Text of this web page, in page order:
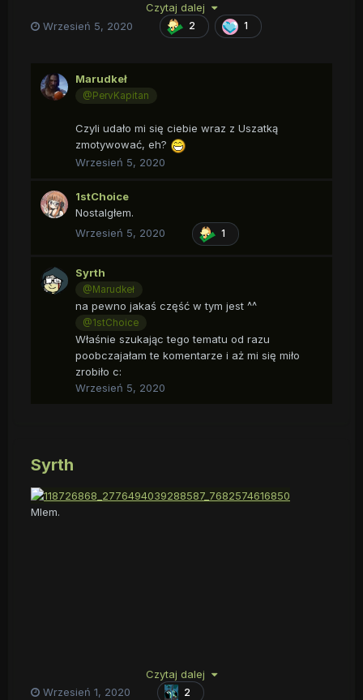
Czytaj dalej
Wrzesień 5, 2020
2 1
Marudkeł
@PervKapitan
Czyli udało mi się ciebie wraz z Uszatką
zmotywować, eh?
Wrzesień 5, 2020
1stChoice
Nostalgłem.
Wrzesień 5, 2020
1
Syrth
@Marudkeł
na pewno jakaś część w tym jest ^^
@1stChoice
Właśnie szukając tego tematu od razu
poobczajałam te komentarze i aż mi się miło
zrobiło c:
Wrzesień 5, 2020
Syrth
Mlem.
Czytaj dalej
Wrzesień 1, 2020
2